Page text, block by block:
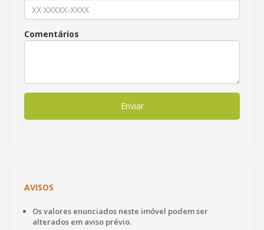
Comentários
Enviar
AVISOS
Os valores enunciados neste imóvel podem ser
alterados em aviso prévio.